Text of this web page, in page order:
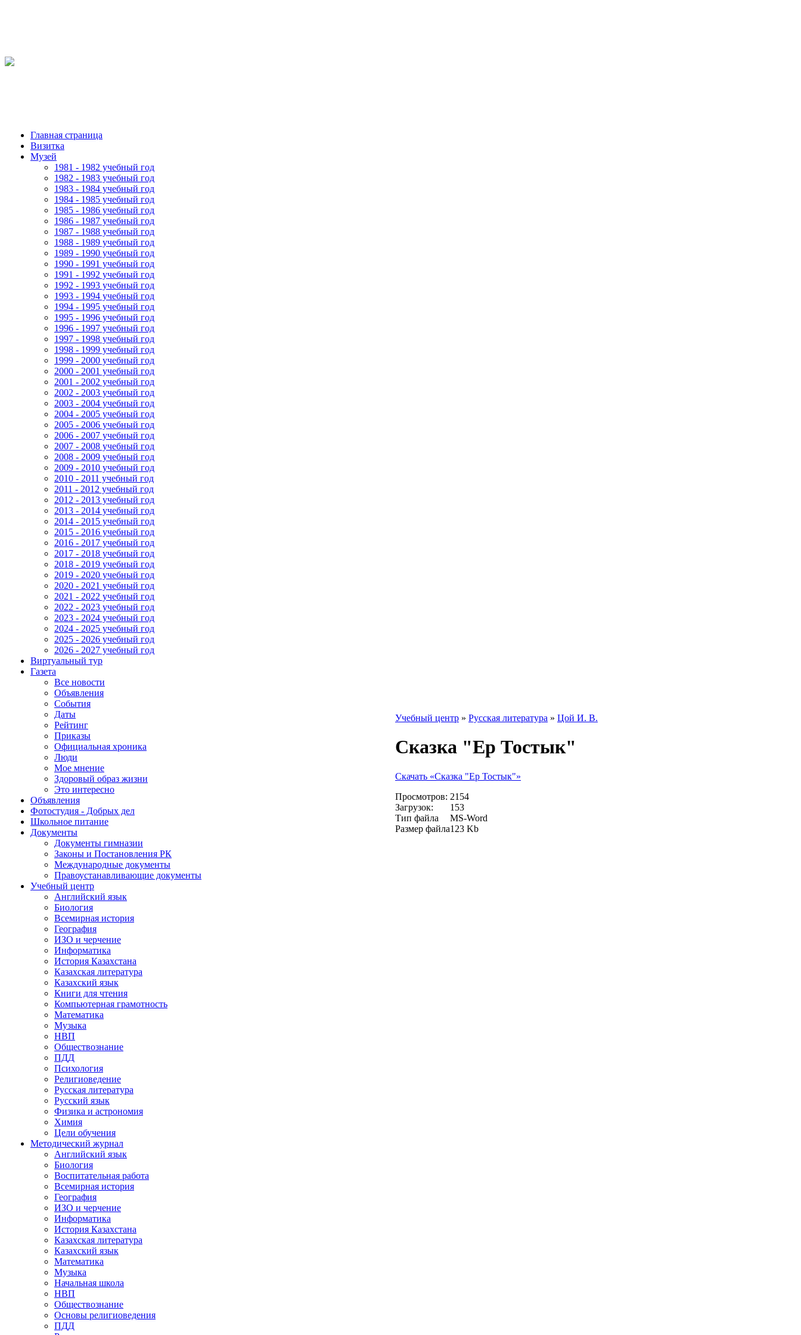
Главная страница
Визитка
Музей
1981 - 1982 учебный год
1982 - 1983 учебный год
1983 - 1984 учебный год
1984 - 1985 учебный год
1985 - 1986 учебный год
1986 - 1987 учебный год
1987 - 1988 учебный год
1988 - 1989 учебный год
1989 - 1990 учебный год
1990 - 1991 учебный год
1991 - 1992 учебный год
1992 - 1993 учебный год
1993 - 1994 учебный год
1994 - 1995 учебный год
1995 - 1996 учебный год
1996 - 1997 учебный год
1997 - 1998 учебный год
1998 - 1999 учебный год
1999 - 2000 учебный год
2000 - 2001 учебный год
2001 - 2002 учебный год
2002 - 2003 учебный год
2003 - 2004 учебный год
2004 - 2005 учебный год
2005 - 2006 учебный год
2006 - 2007 учебный год
2007 - 2008 учебный год
2008 - 2009 учебный год
2009 - 2010 учебный год
2010 - 2011 учебный год
2011 - 2012 учебный год
2012 - 2013 учебный год
2013 - 2014 учебный год
2014 - 2015 учебный год
2015 - 2016 учебный год
2016 - 2017 учебный год
2017 - 2018 учебный год
2018 - 2019 учебный год
2019 - 2020 учебный год
2020 - 2021 учебный год
2021 - 2022 учебный год
2022 - 2023 учебный год
2023 - 2024 учебный год
2024 - 2025 учебный год
2025 - 2026 учебный год
2026 - 2027 учебный год
Виртуальный тур
Газета
Все новости
Объявления
События
Даты
Рейтинг
Приказы
Официальная хроника
Люди
Мое мнение
Здоровый образ жизни
Это интересно
Объявления
Фотостудия - Добрых дел
Школьное питание
Документы
Документы гимназии
Законы и Постановления РК
Международные документы
Правоустанавливающие документы
Учебный центр
Английский язык
Биология
Всемирная история
География
ИЗО и черчение
Информатика
История Казахстана
Казахская литература
Казахский язык
Книги для чтения
Компьютерная грамотность
Математика
Музыка
НВП
Обществознание
ПДД
Психология
Религиоведение
Русская литература
Русский язык
Физика и астрономия
Химия
Цели обучения
Методический журнал
Английский язык
Биология
Воспитательная работа
Всемирная история
География
ИЗО и черчение
Информатика
История Казахстана
Казахская литература
Казахский язык
Математика
Музыка
Начальная школа
НВП
Обществознание
Основы религиоведения
ПДД
Учебный центр » Русская литература » Цой И. В.
Сказка "Ер Тостык"
Скачать «Сказка "Ер Тостык"»
Просмотров: 2154
Загрузок:
153
Тип файла
MS-Word
Размер файла123 Kb